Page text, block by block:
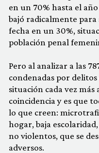
en un 70% hasta el
bajó radicalmente
fecha en un 30%,
población penal
Pero al analizar a las
condenadas por
situación cada vez más
coincidencia y es que
lo que creen:
hogar, baja
no violentos, que se
adversos.